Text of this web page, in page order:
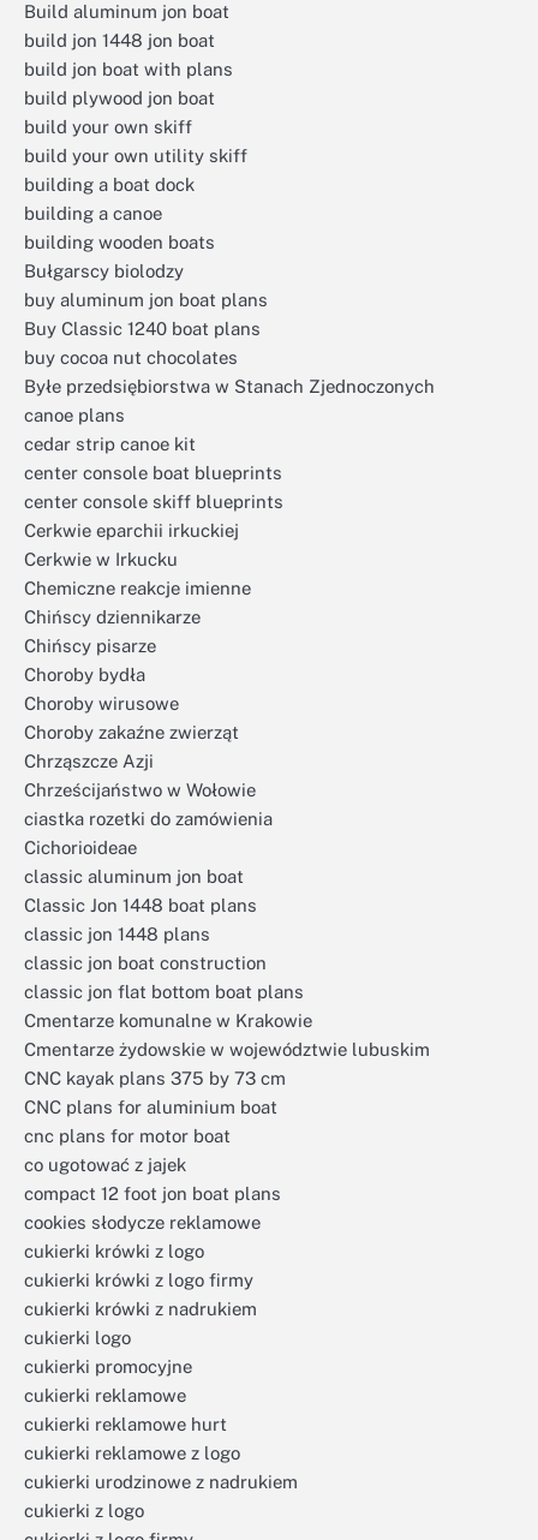
Build aluminum jon boat
build jon 1448 jon boat
build jon boat with plans
build plywood jon boat
build your own skiff
build your own utility skiff
building a boat dock
building a canoe
building wooden boats
Bułgarscy biolodzy
buy aluminum jon boat plans
Buy Classic 1240 boat plans
buy cocoa nut chocolates
Byłe przedsiębiorstwa w Stanach Zjednoczonych
canoe plans
cedar strip canoe kit
center console boat blueprints
center console skiff blueprints
Cerkwie eparchii irkuckiej
Cerkwie w Irkucku
Chemiczne reakcje imienne
Chińscy dziennikarze
Chińscy pisarze
Choroby bydła
Choroby wirusowe
Choroby zakaźne zwierząt
Chrząszcze Azji
Chrześcijaństwo w Wołowie
ciastka rozetki do zamówienia
Cichorioideae
classic aluminum jon boat
Classic Jon 1448 boat plans
classic jon 1448 plans
classic jon boat construction
classic jon flat bottom boat plans
Cmentarze komunalne w Krakowie
Cmentarze żydowskie w województwie lubuskim
CNC kayak plans 375 by 73 cm
CNC plans for aluminium boat
cnc plans for motor boat
co ugotować z jajek
compact 12 foot jon boat plans
cookies słodycze reklamowe
cukierki krówki z logo
cukierki krówki z logo firmy
cukierki krówki z nadrukiem
cukierki logo
cukierki promocyjne
cukierki reklamowe
cukierki reklamowe hurt
cukierki reklamowe z logo
cukierki urodzinowe z nadrukiem
cukierki z logo